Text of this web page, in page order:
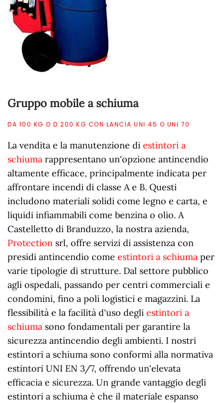
Gruppo mobile a schiuma
DA 100 KG O D 200 KG CON LANCIA UNI 45 O UNI 70
La vendita e la manutenzione di estintori a
schiuma rappresentano un'opzione antincendio
altamente efficace, principalmente indicata per
affrontare incendi di classe A e B. Questi
includono materiali solidi come legno e carta, e
liquidi infiammabili come benzina o olio. A
Castelletto di Branduzzo, la nostra azienda,
Protection srl, offre servizi di assistenza con
presidi antincendio come estintori a schiuma per
varie tipologie di strutture. Dal settore pubblico
agli ospedali, passando per centri commerciali e
condomini, fino a poli logistici e magazzini. La
flessibilità e la facilità d'uso degli estintori a
schiuma sono fondamentali per garantire la
sicurezza antincendio degli ambienti. I nostri
estintori a schiuma sono conformi alla normativa
estintori UNI EN 3/7, offrendo un'elevata
efficacia e sicurezza. Un grande vantaggio degli
estintori a schiuma è che il materiale espanso